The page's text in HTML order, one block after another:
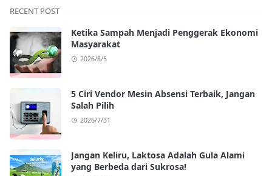
RECENT POST
Ketika Sampah Menjadi Penggerak Ekonomi
Masyarakat
2026/8/5
5 Ciri Vendor Mesin Absensi Terbaik, Jangan
Salah Pilih
2026/7/31
Jangan Keliru, Laktosa Adalah Gula Alami
yang Berbeda dari Sukrosa!